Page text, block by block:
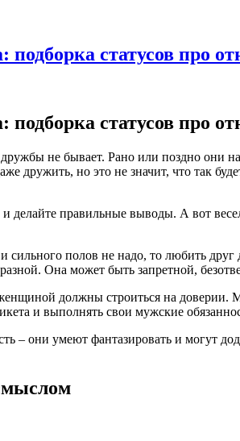
подборка статусов
подборка статусов
не бывает. Рано или поздно они
дружить, но это не значит, что так
и делайте правильные выводы. А вот
сильного полов не надо, то любить
Она может быть запретной,
должны строиться на доверии.
и выполнять свои мужские
– они умеют фантазировать и могут